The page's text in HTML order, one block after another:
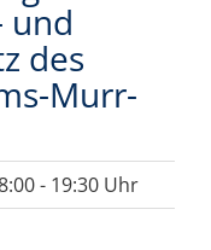
und
des
Murr-
- 19:30 Uhr